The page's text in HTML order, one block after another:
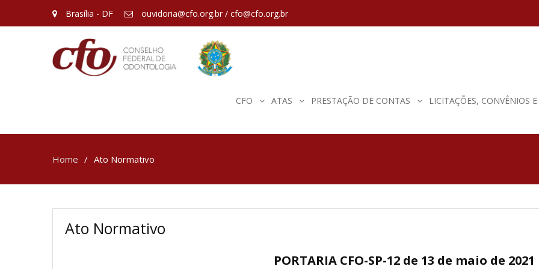
Brasília - DF ouvidoria@cfo.org.br / cfo@cfo.org.br
CFO ATAS PRESTAÇÃO DE CONTAS LICITAÇÕES, CONVÊNIOS
Home Ato Normativo
Ato Normativo
PORTARIA CFO-SP-12 de 13 de maio de 2021